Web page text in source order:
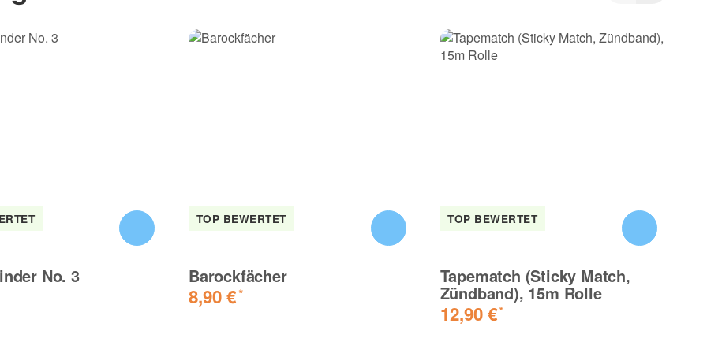
No. 3
TOP BEWERTET
Barockfächer
8,90 €*
TOP BEWERTET
Tapematch (Sticky Match,
Zündband), 15m Rolle
12,90 €*